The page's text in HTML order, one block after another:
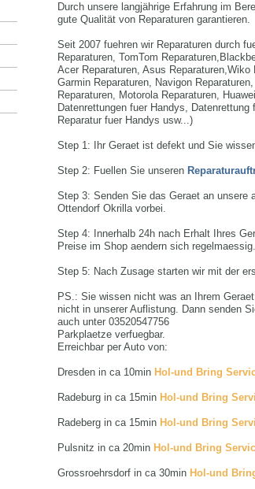
Durch unsere langjährige Erfahrung im
gute Qualität von Reparaturen garantieren.
Seit 2007 fuehren wir Reparaturen durch
Reparaturen, TomTom
Acer Reparaturen, Asus
Garmin Reparaturen, Navigon
Reparaturen, Motorola Reparaturen,
Datenrettungen fuer Handys,
Reparatur fuer Handys usw...)
Step 1: Ihr Geraet ist defekt und Sie
Step 2: Fuellen Sie unseren
Step 3: Senden Sie das Geraet an unsere
Ottendorf Okrilla vorbei.
Step 4: Innerhalb 24h nach Erhalt Ihres
Preise im Shop aendern sich
Step 5: Nach Zusage starten wir mit der
PS.: Sie wissen nicht was an Ihrem
nicht in unserer Auflistung. Dann senden
auch unter 03520547756
Parkplaetze verfuegbar.
Erreichbar per Auto von:
Dresden in ca 10min Hol-und Bring
Radeburg in ca 15min Hol-und Bring
Radeberg in ca 15min Hol-und Bring
Pulsnitz in ca 20min Hol-und Bring
Grossroehrsdorf in ca 30min Hol-und